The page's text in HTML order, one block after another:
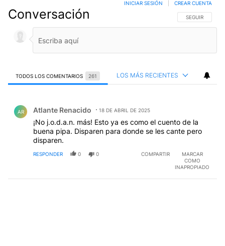
Conversación SIGA ESTA
SEGUIR
INICIAR SESIÓN CREAR CUENTA
TODOS LOS COMENTARIOS 261 LOS MÁS RECIENTES
AR Atlante Renacido 18 DE ABRIL DE 2025
¡No j.o.d.a.n. más! Esto ya es como el cuento de la
buena pipa. Disparen para donde se les cante pero
disparen.
RESPONDER 0 0 COMPARTIR
MARCAR
COMO
INAPROPIADO